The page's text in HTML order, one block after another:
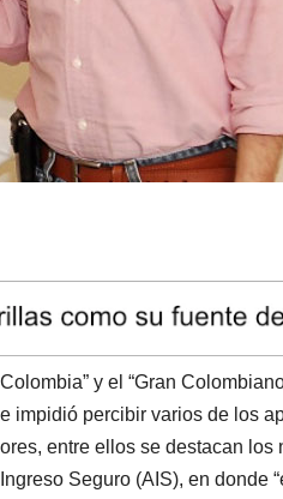
y el “Gran
impidió percibir varios de los
entre ellos se destacan los
Seguro (AIS), en donde